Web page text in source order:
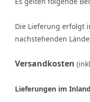
Die Lieferung erfolgt
nachstehenden
Versandkosten
Lieferungen im